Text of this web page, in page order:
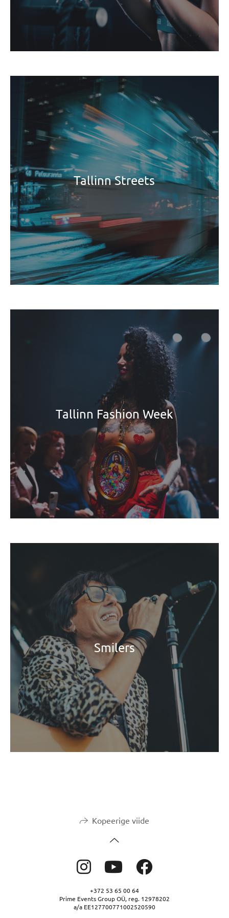
Tallinn Streets
Tallinn Fashion Week
Smilers
Kopeerige viide
+372 53 65 00 64
Prime Events Group OÜ, reg. 12978202
a/a EE127700771002520590